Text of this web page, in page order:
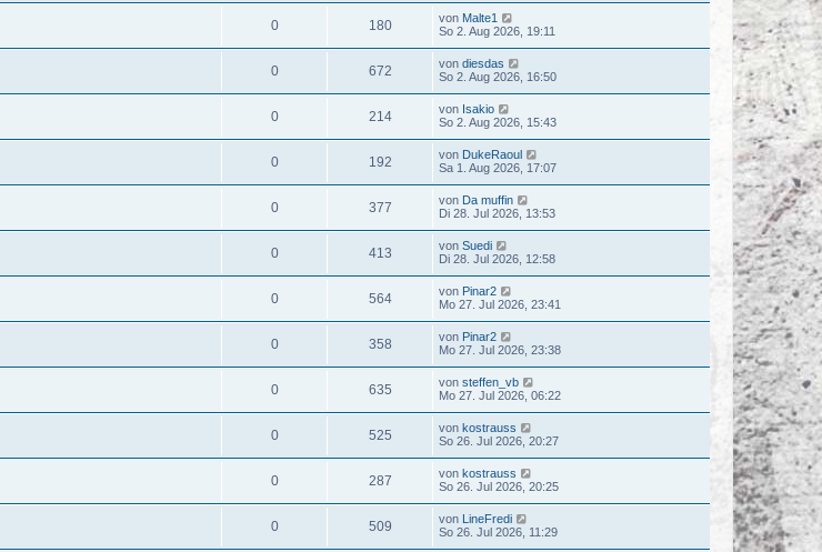
0 180 von Malte1
So 2. Aug 2026, 19:11
0 672 von diesdas
So 2. Aug 2026, 16:50
0 214 von Isakio
So 2. Aug 2026, 15:43
0 192 von DukeRaoul
Sa 1. Aug 2026, 17:07
0 377 von Da muffin
Di 28. Jul 2026, 13:53
0 413 von Suedi
Di 28. Jul 2026, 12:58
0 564 von Pinar2
Mo 27. Jul 2026, 23:41
0 358 von Pinar2
Mo 27. Jul 2026, 23:38
0 635 von steffen_vb
Mo 27. Jul 2026, 06:22
0 525 von kostrauss
So 26. Jul 2026, 20:27
0 287 von kostrauss
So 26. Jul 2026, 20:25
0 509 von LineFredi
So 26. Jul 2026, 11:29